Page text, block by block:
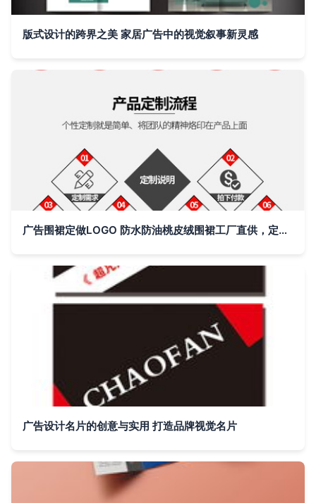
版式设计的跨界之美 家居广告中的视觉叙事新灵感
广告围裙定做LOGO 防水防油桃皮绒围裙工厂直供，定制宣传新利器
广告设计名片的创意与实用 打造品牌视觉名片